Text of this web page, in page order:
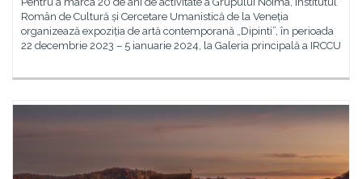
Român de Cultură și Cercetare Umanistică de la Veneția
organizează expoziția de artă contemporană „Dipinti”, în perioada
22 decembrie 2023 – 5 ianuarie 2024, la Galeria principală a IRCCU